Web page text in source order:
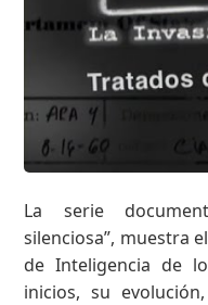
La serie
silenciosa”, muestra
de Inteligencia de
inicios, su